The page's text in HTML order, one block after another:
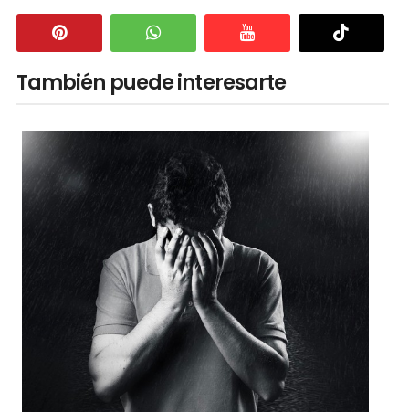
También puede interesarte